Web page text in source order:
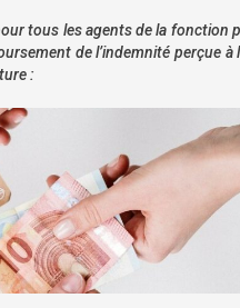
tous les agents de la fonction
de l’indemnité perçue à
: